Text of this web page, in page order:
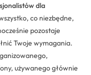
dla
co niezbędne,
pozostaje
Twoje wymagania.
używanego głównie